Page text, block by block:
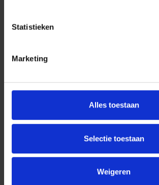
Statistieken
Marketing
Alles toestaan
Selectie toestaan
Weigeren